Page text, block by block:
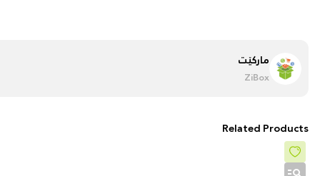
مارکێت
ZiBox
Related Products